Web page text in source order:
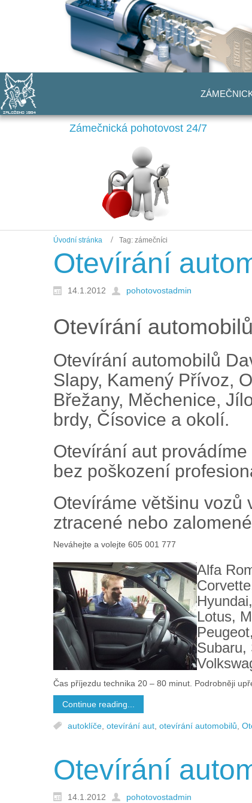
Zámečnická pohotovost 24/7
Úvodní stránka Tag: zámečníci
Otevírání
14.1.2012 pohotovostadmin
Otevírání
Otevírání automobilů
Slapy, Kamený Přívoz,
Břežany, Měchenice,
brdy, Čísovice a okolí.
Otevírání aut
bez poškození
Otevíráme většinu vozů
ztracené nebo
Neváhejte a volejte 605 001 777
Alfa
Lotus,
Subaru,
Čas příjezdu technika 20 – 80 minut. Podrobněji
Continue reading...
autoklíče otevírání aut otevírání automobilů
Otevírání
14.1.2012 pohotovostadmin